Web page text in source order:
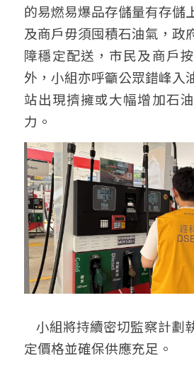
的易燃易爆品存儲量有存儲
及商戶毋須囤積石油氣，政
障穩定配送，市民及商戶
外，小組亦呼籲公眾錯峰入
站出現擠擁或大幅增加石
力。
定價格並確保供應充足。